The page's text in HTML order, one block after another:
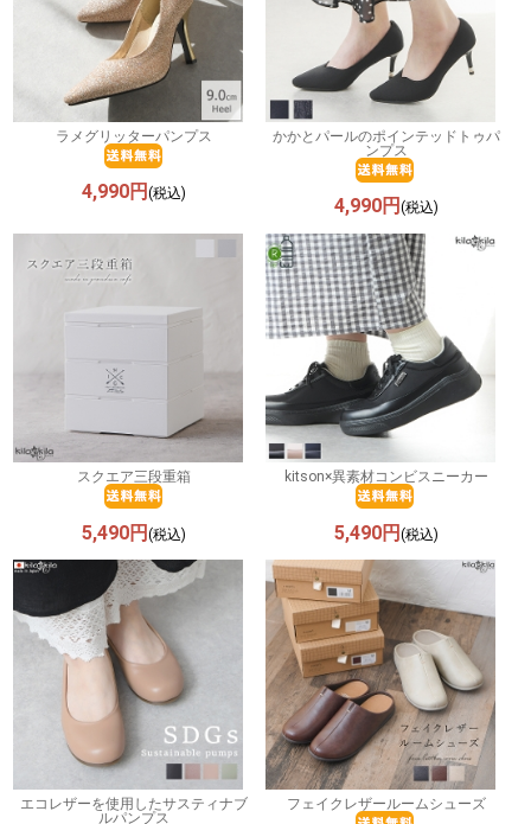
ラメグリッターパンプス
4,990円(税込)
かかとパールのポインテッドトゥパ
ンプス
4,990円 (税込)
スクエア三段重箱
5,490円(税込)
kitson×異素材コンビスニーカー
5,490円 (税込)
エコレザーを使用したサスティナブ
ルパンプス
フェイクレザールームシューズ